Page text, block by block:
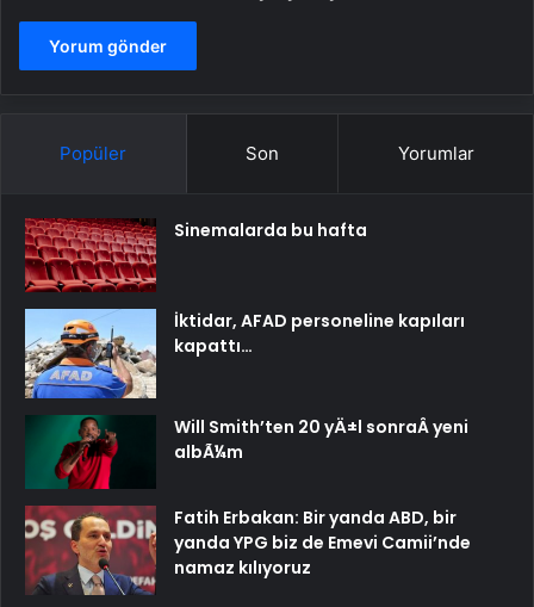
Popüler Son Yorumlar
Sinemalarda bu hafta
İktidar, AFAD personeline kapıları
kapattı…
Will Smith’ten 20 yÄ±l sonraÂ yeni
albÃ¼m
Fatih Erbakan: Bir yanda ABD, bir
yanda YPG biz de Emevi Camii’nde
namaz kılıyoruz